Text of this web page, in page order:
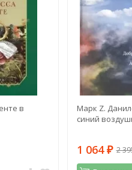
в
Марк Z.
синий
1 064 ₽ 2